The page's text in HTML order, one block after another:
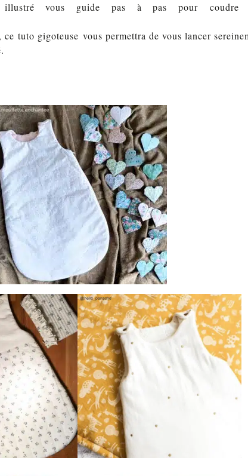
illustré vous guide pas à pas pour coudre
tuto gigoteuse vous permettra de vous lancer